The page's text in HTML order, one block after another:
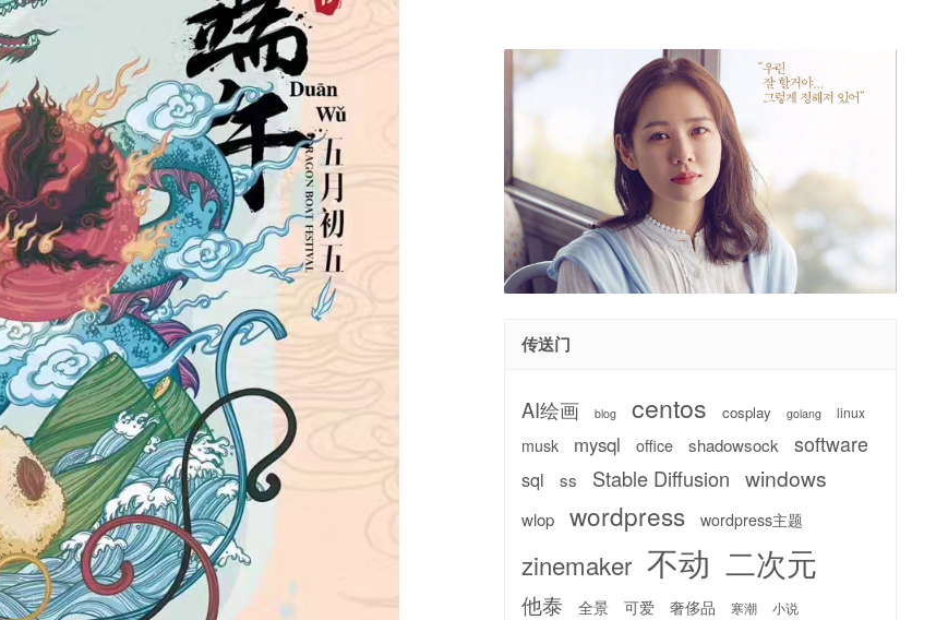
传送门
AI绘画 blog centos cosplay golang linux
musk mysql office shadowsock software
sql ss Stable Diffusion windows
wlop wordpress wordpress主题
zinemaker 不动 二次元
他泰 全景 可爱 奢侈品 寒潮 小说